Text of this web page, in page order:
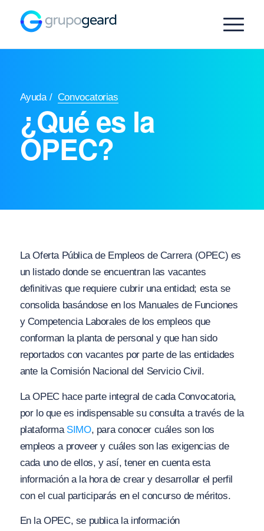
Ayuda / Convocatorias
¿Qué es la
OPEC?
La Oferta Pública de Empleos de Carrera (OPEC) es
un listado donde se encuentran las vacantes
definitivas que requiere cubrir una entidad; esta se
consolida basándose en los Manuales de Funciones
y Competencia Laborales de los empleos que
conforman la planta de personal y que han sido
reportados con vacantes por parte de las entidades
ante la Comisión Nacional del Servicio Civil.
La OPEC hace parte integral de cada Convocatoria,
por lo que es indispensable su consulta a través de la
plataforma SIMO, para conocer cuáles son los
empleos a proveer y cuáles son las exigencias de
cada uno de ellos, y así, tener en cuenta esta
información a la hora de crear y desarrollar el perfil
con el cual participarás en el concurso de méritos.
En la OPEC, se publica la información